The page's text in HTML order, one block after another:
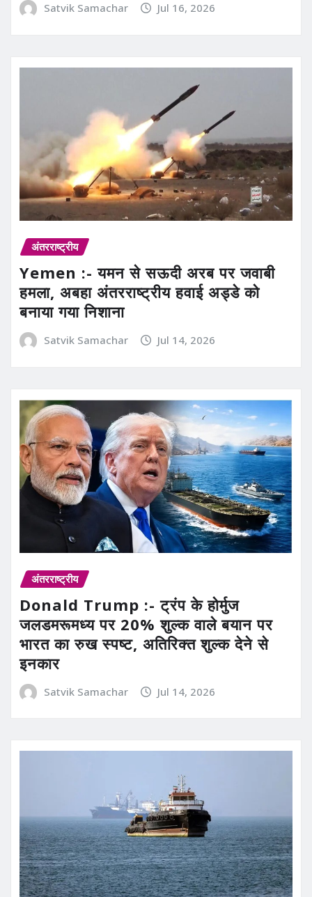
Satvik Samachar Jul 16, 2026
अंतरराष्ट्रीय
Yemen :- यमन से सऊदी अरब पर जवाबी
हमला, अबहा अंतरराष्ट्रीय हवाई अड्डे को
बनाया गया निशाना
Satvik Samachar Jul 14, 2026
अंतरराष्ट्रीय
Donald Trump :- ट्रंप के होर्मुज
जलडमरूमध्य पर 20% शुल्क वाले बयान पर
भारत का रुख स्पष्ट, अतिरिक्त शुल्क देने से
इनकार
Satvik Samachar Jul 14, 2026